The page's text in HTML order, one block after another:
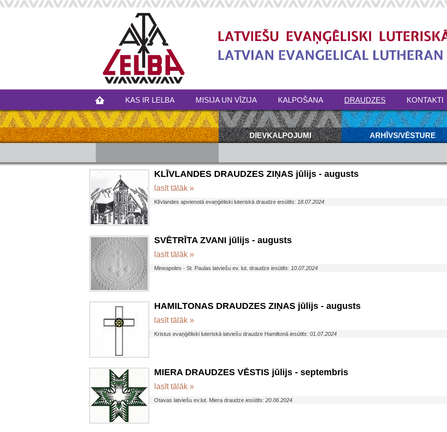
KAS IR LELBA MISIJA UN VĪZIJA KALPOŠANA DRAUDZES KONTAKTI
DIEVKALPOJUMI ARHĪVS/VĒSTURE
KLĪVLANDES DRAUDZES ZIŅAS jūlijs - augusts
lasīt tālāk »
Klīvlandes apvienotā evaņģēliski luteriskā draudze iesūtīts: 18.07.2024
SVĒTRĪTA ZVANI jūlijs - augusts
lasīt tālāk »
Mineapoles - St. Paulas latviešu ev. lut. draudze iesūtīts: 10.07.2024
HAMILTONAS DRAUDZES ZIŅAS jūlijs - augusts
lasīt tālāk »
Kristus evaņģēliski luteriskā latviešu draudze Hamiltonā iesūtīts: 01.07.2024
MIERA DRAUDZES VĒSTIS jūlijs - septembris
lasīt tālāk »
Otavas latviešu ev.lut. Miera draudze iesūtīts: 20.06.2024